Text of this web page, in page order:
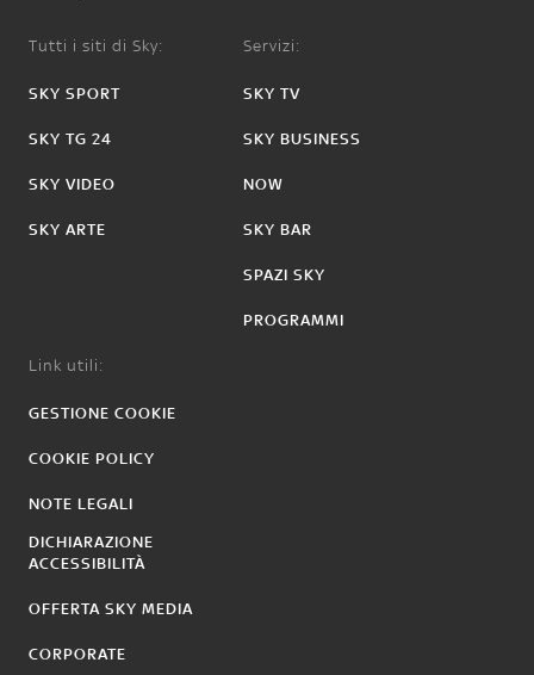
Tutti i siti di Sky:
SKY SPORT
SKY TG 24
SKY VIDEO
SKY ARTE
Servizi:
SKY TV
SKY BUSINESS
NOW
SKY BAR
SPAZI SKY
PROGRAMMI
Link utili:
GESTIONE COOKIE
COOKIE POLICY
NOTE LEGALI
DICHIARAZIONE
ACCESSIBILITÀ
OFFERTA SKY MEDIA
CORPORATE